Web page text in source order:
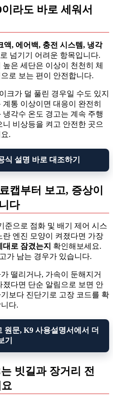
라도 바로 세워서
액, 에어백, 충전 시스템, 냉각
넘기기 어려운 항목입니다.
은 세단은 이상이 천천히 체
로 보는 편이 안전합니다.
크가 덜 풀린 경우일 수도 있지
통 이상이면 대응이 완전히
각수 온도 경고는 계속 주행
비상등을 켜고 안전한 곳으
.
식 설명 바로 대조하기
캡부터 보고, 증상이
다
준으로 점화 및 배기 제어 시스
엔진 모양이 켜졌다면 가장
로 잠겼는지 확인해보세요.
가 남는 경우가 있습니다.
떨리거나, 가속이 둔해지거
다면 단순 알림으로 보면 안
보다 진단기로 고장 코드를 확
다.
원문, K9 사용설명서에서 더
기
빗길과 장거리 전